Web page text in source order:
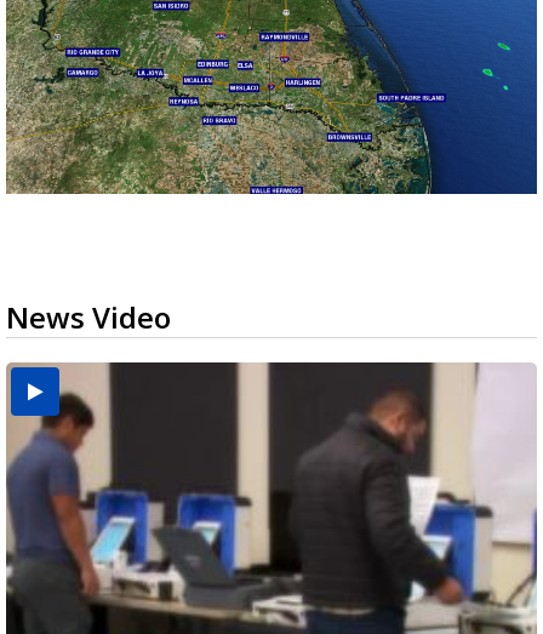
News Video